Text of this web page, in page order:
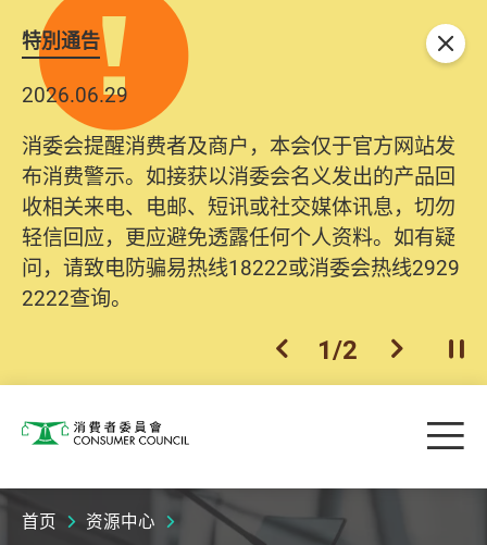
特別通告
2026.06.29
消委会提醒消费者及商户，本会仅于官方网站发
布消费警示。如接获以消委会名义发出的产品回
收相关来电、电邮、短讯或社交媒体讯息，切勿
轻信回应，更应避免透露任何个人资料。如有疑
问，请致电防骗易热线18222或消委会热线2929
2222查询。
2025.10.31
为提升使用者体验及网络安全，本会的投诉处理
系统已经进行升级及推出新功能。由2025年11月
10日起，消费者需要提供基本联络资料（包括姓
名、电邮及电话）注册帐户，才可提交投诉、查
询及建议。所有提交纪录将清晰整合于帐户中，
方便日后作出跟进。
上一个
2/2 下一个开
关闭
消费者委员会 目
首页 资源中心